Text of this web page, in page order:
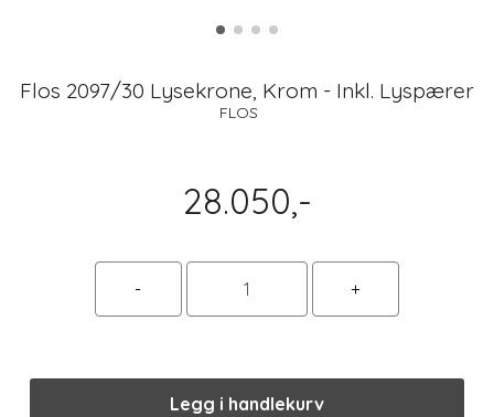
Flos 2097/30 Lysekrone, Krom - Inkl. Lyspærer
FLOS
28.050,-
Legg i handlekurv